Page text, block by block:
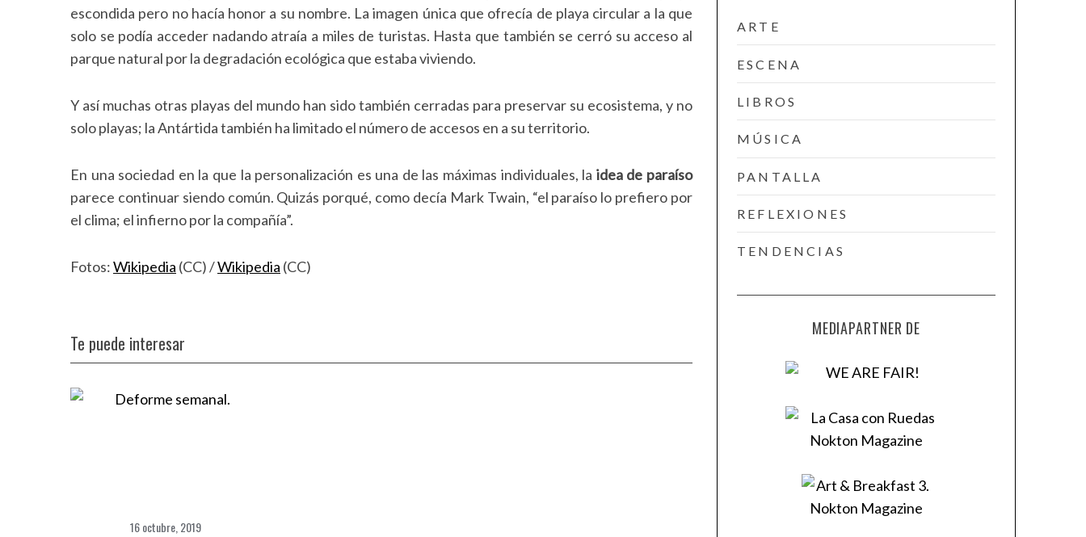
escondida pero no hacía honor a su nombre. La imagen única que ofrecía de playa circular a la que
solo se podía acceder nadando atraía a miles de turistas. Hasta que también se cerró su acceso al
parque natural por la degradación ecológica que estaba viviendo.
Y así muchas otras playas del mundo han sido también cerradas para preservar su ecosistema, y no
solo playas; la Antártida también ha limitado el número de accesos en a su territorio.
En una sociedad en la que la personalización es una de las máximas individuales, la idea de paraíso
parece continuar siendo común. Quizás porqué, como decía Mark Twain, “el paraíso lo prefiero por
el clima; el infierno por la compañía”.
Fotos:Wikipedia (CC) /Wikipedia (CC)
Te puede interesar
16 octubre, 2019
ARTE
ESCENA
LIBROS
MÚSICA
PANTALLA
REFLEXIONES
TENDENCIAS
MEDIAPARTNER DE
c
f
o
: